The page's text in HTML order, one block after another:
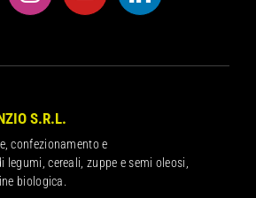
S.R.L.
confezionamento e
cereali, zuppe e semi oleosi,
biologica.